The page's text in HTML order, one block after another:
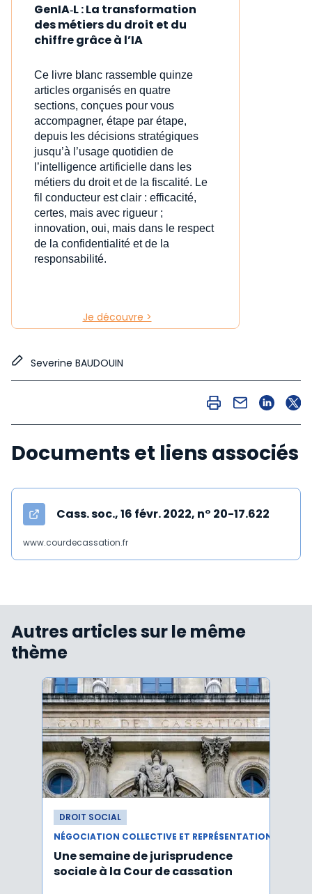
GenIA‑L : La transformation
des métiers du droit et du
chiffre grâce à l’IA
Ce livre blanc rassemble quinze
articles organisés en quatre
sections, conçues pour vous
accompagner, étape par étape,
depuis les décisions stratégiques
jusqu’à l’usage quotidien de
l’intelligence artificielle dans les
métiers du droit et de la fiscalité. Le
fil conducteur est clair : efficacité,
certes, mais avec rigueur ;
innovation, oui, mais dans le respect
de la confidentialité et de la
responsabilité.
Je découvre >
Severine BAUDOUIN
Documents et liens associés
Cass. soc., 16 févr. 2022, n° 20-17.622
www.courdecassation.fr
Autres articles sur le même
thème
DROIT SOCIAL
Une semaine de jurisprudence
sociale à la Cour de cassation